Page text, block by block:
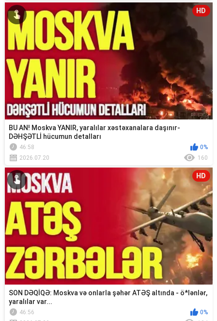
HD
BU AN! Moskva YANIR, yaralılar xəstəxanalara daşınır-
DƏHŞƏTLİ hücumun detalları
46:58
0%
2026.07.20
160
HD
SON DƏQİQƏ: Moskva və onlarla şəhər ATƏŞ altında - ö*lənlər,
yaralılar var...
46:56
0%